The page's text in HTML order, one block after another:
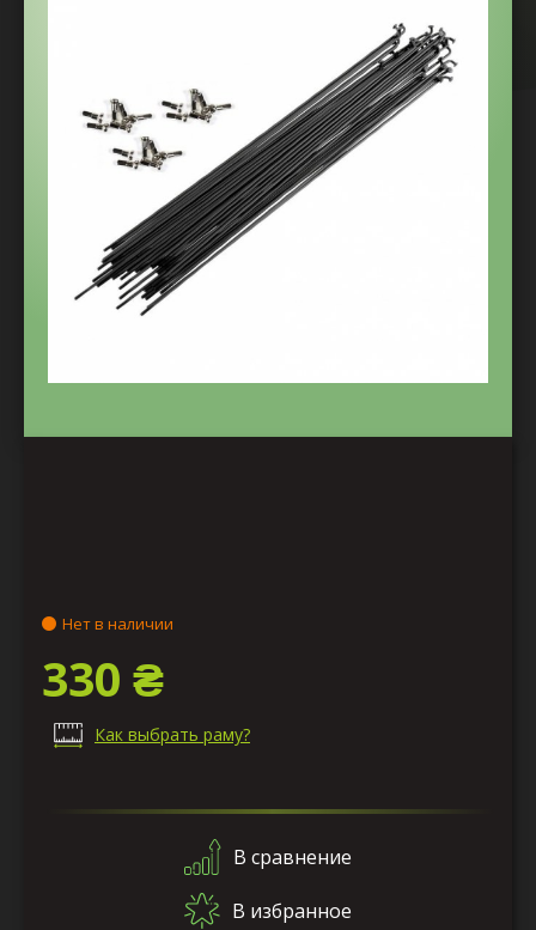
Нет в наличии
330 ₴
Как выбрать раму?
В сравнение
В избранное